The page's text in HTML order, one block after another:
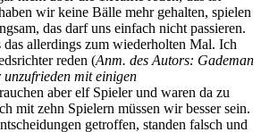
wir keine Bälle mehr gehalten, spielen
das darf uns einfach nicht passieren.
das allerdings zum wiederholten Mal. Ich
reden (Anm. des Autors: Gademan
mit einigen
aber elf Spieler und waren da zu
mit zehn Spielern müssen wir besser sein.
getroffen, standen falsch und